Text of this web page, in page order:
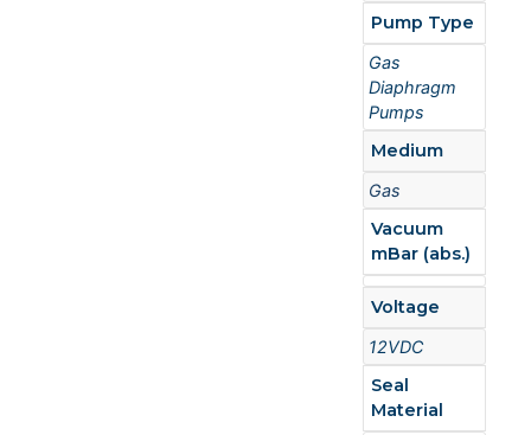
Pump Type
Gas
Diaphragm
Pumps
Medium
Gas
Vacuum
mBar (abs.)
Voltage
12VDC
Seal
Material